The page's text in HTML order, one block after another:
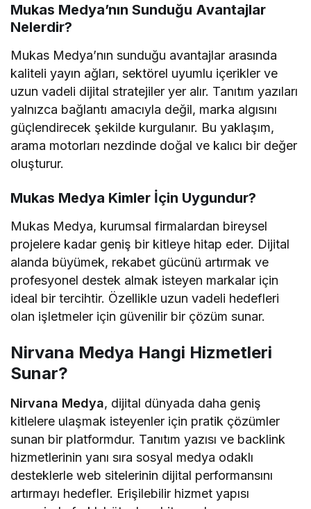
Mukas Medya’nın Sunduğu Avantajlar
Nelerdir?
Mukas Medya’nın sunduğu avantajlar arasında
kaliteli yayın ağları, sektörel uyumlu içerikler ve
uzun vadeli dijital stratejiler yer alır. Tanıtım yazıları
yalnızca bağlantı amacıyla değil, marka algısını
güçlendirecek şekilde kurgulanır. Bu yaklaşım,
arama motorları nezdinde doğal ve kalıcı bir değer
oluşturur.
Mukas Medya Kimler İçin Uygundur?
Mukas Medya, kurumsal firmalardan bireysel
projelere kadar geniş bir kitleye hitap eder. Dijital
alanda büyümek, rekabet gücünü artırmak ve
profesyonel destek almak isteyen markalar için
ideal bir tercihtir. Özellikle uzun vadeli hedefleri
olan işletmeler için güvenilir bir çözüm sunar.
Nirvana Medya Hangi Hizmetleri
Sunar?
Nirvana Medya, dijital dünyada daha geniş
kitlelere ulaşmak isteyenler için pratik çözümler
sunan bir platformdur. Tanıtım yazısı ve backlink
hizmetlerinin yanı sıra sosyal medya odaklı
desteklerle web sitelerinin dijital performansını
artırmayı hedefler. Erişilebilir hizmet yapısı